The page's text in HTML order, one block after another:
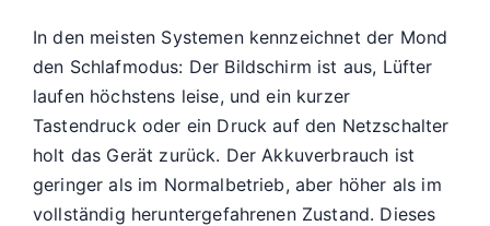
In den meisten Systemen kennzeichnet der Mond
den Schlafmodus: Der Bildschirm ist aus, Lüfter
laufen höchstens leise, und ein kurzer
Tastendruck oder ein Druck auf den Netzschalter
holt das Gerät zurück. Der Akkuverbrauch ist
geringer als im Normalbetrieb, aber höher als im
vollständig heruntergefahrenen Zustand. Dieses